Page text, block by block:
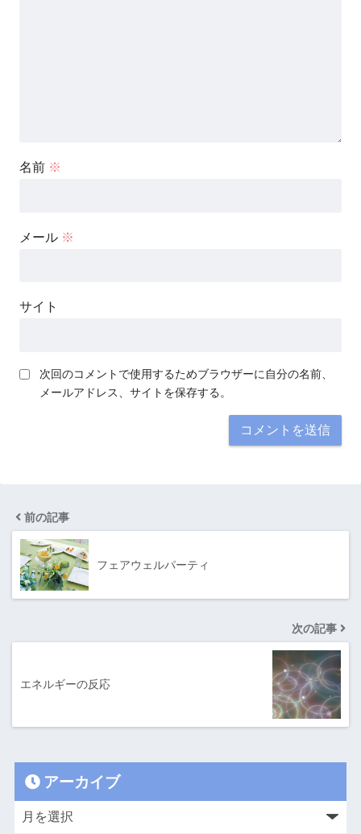
名前 ※
メール ※
サイト
次回のコメントで使用するためブラウザーに自分の名前、
メールアドレス、サイトを保存する。
前の記事
フェアウェルパーティ
次の記事
エネルギーの反応
アーカイブ